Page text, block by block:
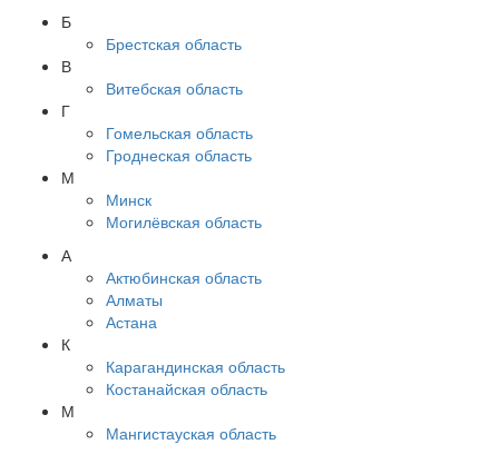
Б
Брестская область
В
Витебская область
Г
Гомельская область
Гроднеская область
М
Минск
Могилёвская область
А
Актюбинская область
Алматы
Астана
К
Карагандинская область
Костанайская область
М
Мангистауская область